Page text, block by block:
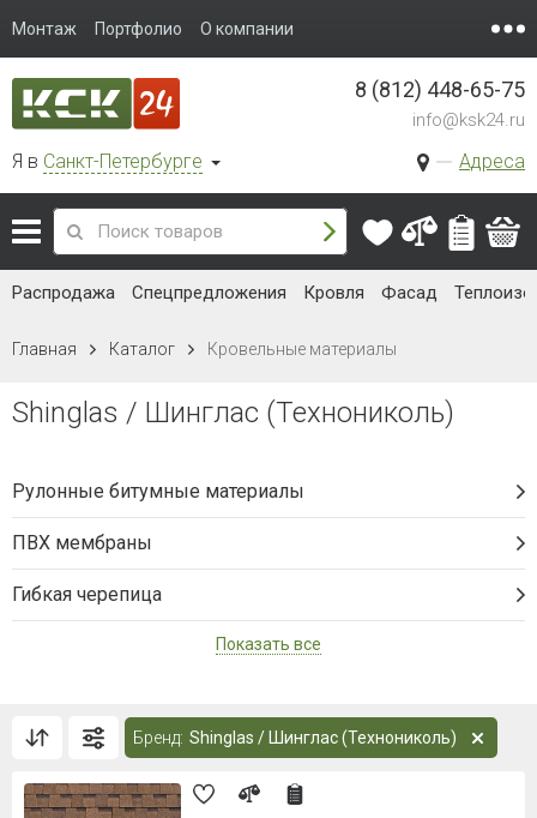
Монтаж Портфолио О компании
Я в Санкт-Петербурге Адреса
8 (812) 448-65-75
info@ksk24.ru
Распродажа Спецпредложения Кровля Фасад
Главная Каталог Кровельные материалы
Shinglas / Шинглас (Технониколь)
Рулонные битумные материалы
ПВХ мембраны
Гибкая черепица
Показать все
Бренд: Shinglas / Шинглас (Технониколь)